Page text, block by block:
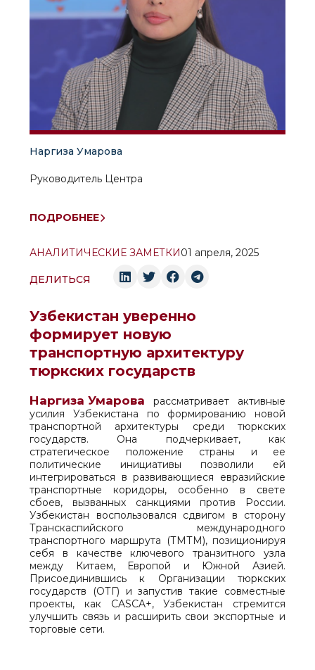
Наргиза Умарова
Руководитель Центра
ПОДРОБНЕЕ
АНАЛИТИЧЕСКИЕ ЗАМЕТКИ01 апреля, 2025
ДЕЛИТЬСЯ
Узбекистан уверенно
формирует новую
транспортную архитектуру
тюркских государств
Наргиза Умарова рассматривает активные
усилия Узбекистана по формированию новой
транспортной архитектуры среди тюркских
государств. Она подчеркивает, как
стратегическое положение страны и ее
политические инициативы позволили ей
интегрироваться в развивающиеся евразийские
транспортные коридоры, особенно в свете
сбоев, вызванных санкциями против России.
Узбекистан воспользовался сдвигом в сторону
Транскаспийского международного
транспортного маршрута (ТМТМ), позиционируя
себя в качестве ключевого транзитного узла
между Китаем, Европой и Южной Азией.
Присоединившись к Организации тюркских
государств (ОТГ) и запустив такие совместные
проекты, как CASCA+, Узбекистан стремится
улучшить связь и расширить свои экспортные и
торговые сети.